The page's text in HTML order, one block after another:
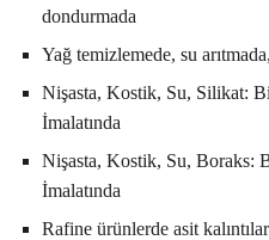
dondurmada
Yağ temizlemede, su
Nişasta, Kostik, Su, Silikat:
İmalatında
Nişasta, Kostik, Su, Boraks:
İmalatında
Rafine ürünlerde asit